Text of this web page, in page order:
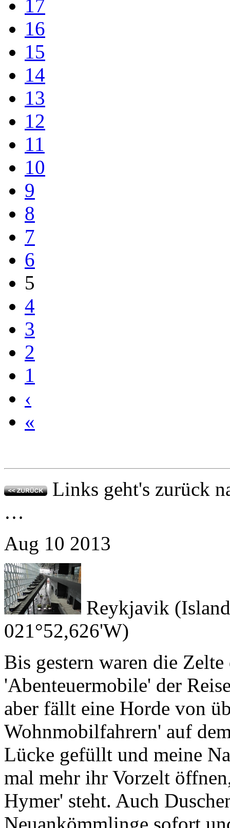
15
14
13
12
11
10
9
8
7
6
5
4
3
2
1
‹
«
…
Aug
021°52,626'W)
Bis gestern waren die
'Abenteuermobile' der
aber fällt eine Horde von
Wohnmobilfahrern' auf
Lücke gefüllt und meine
mal mehr ihr Vorzelt
Hymer' steht. Auch
Neuanköm­mlinge sofort
entdeckt!